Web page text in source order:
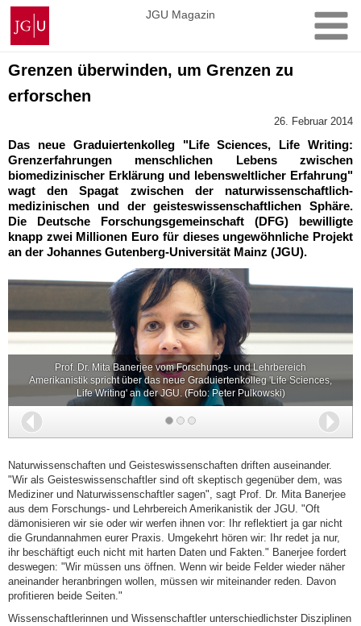
Zum
Inhalt
springen
Johannes
Gutenberg-
Universität
Mainz
JGU Magazin
Grenzen überwinden, um Grenzen zu
erforschen
26. Februar 2014
Das neue Graduiertenkolleg "Life Sciences, Life Writing:
Grenzerfahrungen menschlichen Lebens zwischen
biomedizinischer Erklärung und lebensweltlicher Erfahrung"
wagt den Spagat zwischen der naturwissenschaftlich-
medizinischen und der geisteswissenschaftlichen Sphäre.
Die Deutsche Forschungsgemeinschaft (DFG) bewilligte
knapp zwei Millionen Euro für dieses ungewöhnliche Projekt
an der Johannes Gutenberg-Universität Mainz (JGU).
Prof. Dr. Mita Banerjee vom Forschungs- und Lehrbereich
Amerikanistik spricht über das neue Graduiertenkolleg 'Life Sciences,
Life Writing' an der JGU. (Foto: Peter Pulkowski)
Zurück
Naturwissenschaften und Geisteswissenschaften driften auseinander.
"Wir als Geisteswissenschaftler sind oft skeptisch gegenüber dem, was
Mediziner und Naturwissenschaftler sagen", sagt Prof. Dr. Mita Banerjee
aus dem Forschungs- und Lehrbereich Amerikanistik der JGU. "Oft
dämonisieren wir sie oder wir werfen ihnen vor: Ihr reflektiert ja gar nicht
die Grundannahmen eurer Praxis. Umgekehrt hören wir: Ihr redet ja nur,
ihr beschäftigt euch nicht mit harten Daten und Fakten." Banerjee fordert
deswegen: "Wir müssen uns öffnen. Wenn wir beide Felder wieder näher
aneinander heranbringen wollen, müssen wir miteinander reden. Davon
profitieren beide Seiten."
Wissenschaftlerinnen und Wissenschaftler unterschiedlichster Disziplinen